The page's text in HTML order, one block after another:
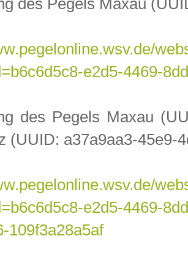
des Pegels Maxau
e2d5-4469-
des Pegels Maxau
(UUID: a37a9aa3-45e9-
e2d5-4469-
109f3a28a5af